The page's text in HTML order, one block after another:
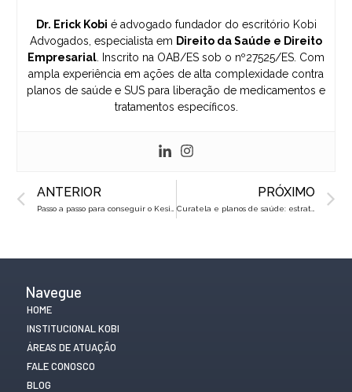
Dr. Erick Kobi é advogado fundador do escritório Kobi
Advogados, especialista em Direito da Saúde e Direito
Empresarial . Inscrito na OAB/ES sob o nº27525/ES. Com
ampla experiência em ações de alta complexidade contra
planos de saúde e SUS para liberação de medicamentos e
tratamentos específicos.
Prev
ANTERIOR
Passo a passo para conseguir o Kesimpta gratuitamente
PRÓXIMO
Curatela e planos de saúde: estratégias legais para garantir assistência
Navegue
HOME
INSTITUCIONAL KOBI
ÁREAS DE ATUAÇÃO
FALE CONOSCO
BLOG